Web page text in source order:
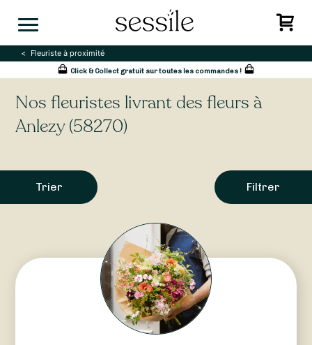
Fleuriste à proximité
Click & Collect gratuit sur toutes les commandes !
Nos fleuristes livrant des fleurs à
Anlezy (58270)
Trier Filtrer